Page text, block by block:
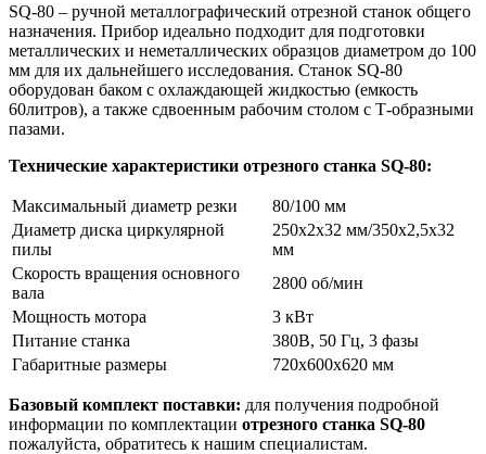
SQ-80 – ручной металлографический отрезной станок общего
назначения. Прибор идеально подходит для подготовки
металлических и неметаллических образцов диаметром до 100
мм для их дальнейшего исследования. Станок SQ-80
оборудован баком с охлаждающей жидкостью (емкость
60литров), а также сдвоенным рабочим столом с Т-образными
пазами.
Технические характеристики отрезного станка SQ-80:
Максимальный диаметр резки
80/100 мм
Диаметр диска циркулярной
пилы
250х2х32 мм/350х2,5х32
мм
Скорость вращения основного
вала
2800 об/мин
Мощность мотора
3 кВт
Питание станка
380В, 50 Гц, 3 фазы
Габаритные размеры
720х600х620 мм
Базовый комплект поставки: для получения подробной
информации по комплектации отрезного станка SQ-80
пожалуйста, обратитесь к нашим специалистам.